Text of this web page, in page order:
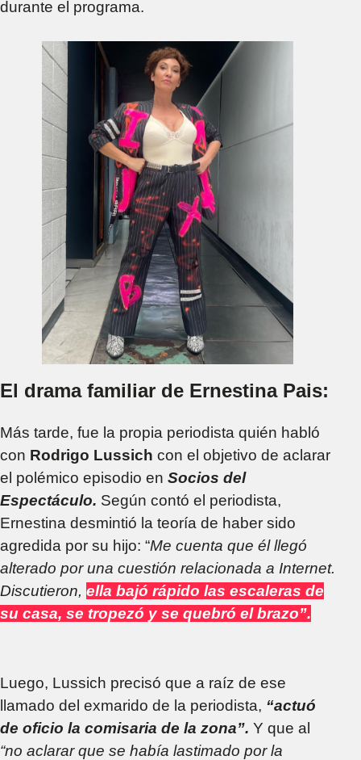
durante el programa.
El drama familiar de Ernestina Pais:
Más tarde, fue la propia periodista quién habló
con Rodrigo Lussich con el objetivo de aclarar
el polémico episodio en Socios del
Espectáculo. Según contó el periodista,
Ernestina desmintió la teoría de haber sido
agredida por su hijo: “Me cuenta que él llegó
alterado por una cuestión relacionada a Internet.
Discutieron, ella bajó rápido las escaleras de
su casa, se tropezó y se quebró el brazo”.
Luego, Lussich precisó que a raíz de ese
llamado del exmarido de la periodista, “actuó
de oficio la comisaria de la zona”. Y que al
“no aclarar que se había lastimado por la